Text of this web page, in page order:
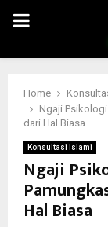
PRIMARY
MENU
Home
Ngaji Psikologi
dari Hal Biasa
Konsultasi Islami
Ngaji
Hal Biasa